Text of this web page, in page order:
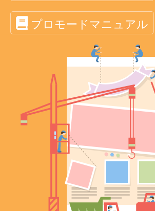
プロモードマニュアル